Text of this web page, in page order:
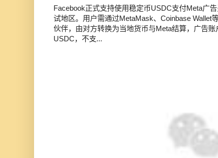
Facebook正式支持使用稳定币USDC支付Meta广
试地区。用户需通过MetaMask、Coinbase Wallet
伙伴，由对方转换为当地货币与Meta结算，广告
USDC，不支...